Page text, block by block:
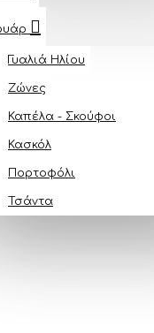
Γυαλιά Ηλίου
Ζώνες
Καπέλα - Σκούφοι
Κασκόλ
Πορτοφόλι
Τσάντα